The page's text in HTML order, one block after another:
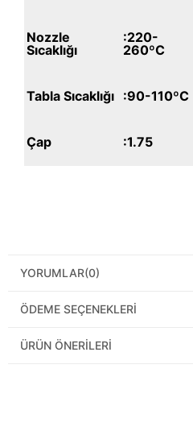
Nozzle
Sıcaklığı
:220-
260ºC
Tabla Sıcaklığı :90-110ºC
Çap :1.75
YORUMLAR(0)
ÖDEME SEÇENEKLERI
ÜRÜN ÖNERILERI